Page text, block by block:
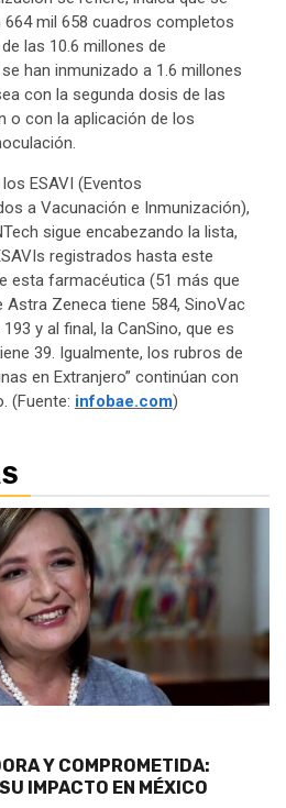
mil 658 cuadros completos
las 10.6 millones de
han inmunizado a 1.6 millones
con la segunda dosis de las
o con la aplicación de los
ESAVI (Eventos
a Vacunación e Inmunización),
sigue encabezando la lista,
registrados hasta este
esta farmacéutica (51 más que
Astra Zeneca tiene 584, SinoVac
y al final, la CanSino, que es
39. Igualmente, los rubros de
en Extranjero” continúan con
(Fuente: infobae.com)
Y COMPROMETIDA:
IMPACTO EN MÉXICO